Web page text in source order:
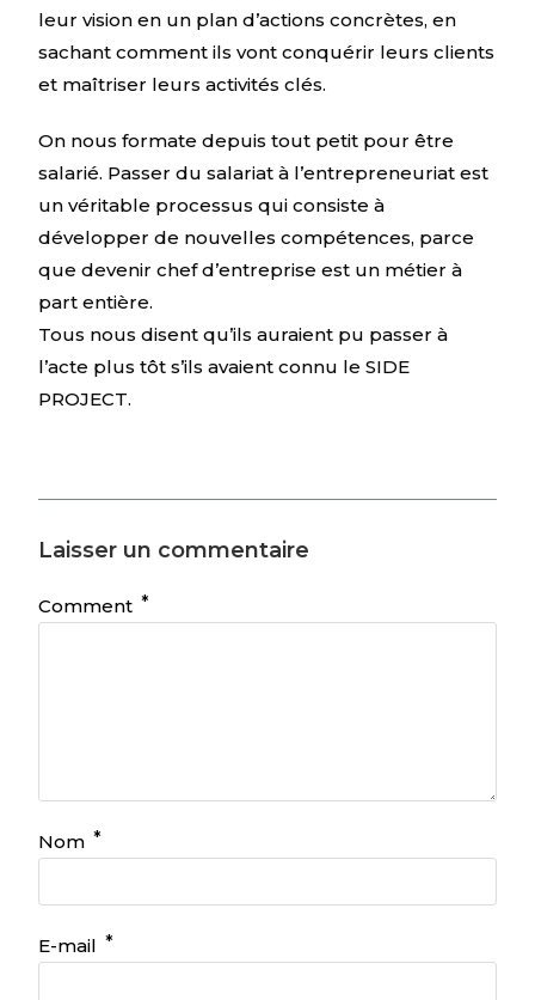
leur vision en un plan d’actions concrètes, en
sachant comment ils vont conquérir leurs clients
et maîtriser leurs activités clés.
On nous formate depuis tout petit pour être
salarié. Passer du salariat à l’entrepreneuriat est
un véritable processus qui consiste à
développer de nouvelles compétences, parce
que devenir chef d’entreprise est un métier à
part entière.
Tous nous disent qu’ils auraient pu passer à
l’acte plus tôt s’ils avaient connu le SIDE
PROJECT.
Laisser un commentaire
Comment *
Nom *
E-mail *